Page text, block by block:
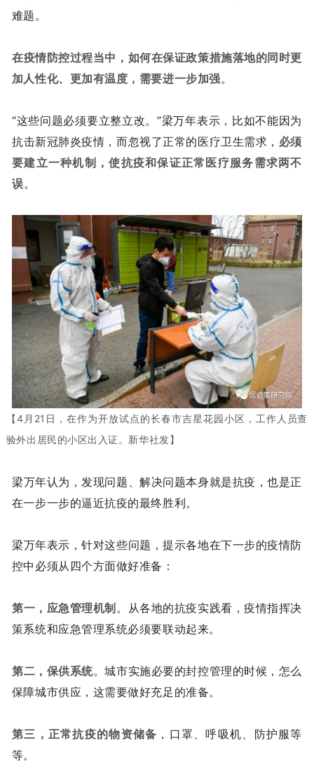
难题。
在疫情防控过程当中，如何在保证政策措施落地的同时更
加人性化、更加有温度，需要进一步加强。
“这些问题必须要立整立改。”梁万年表示，比如不能因为
抗击新冠肺炎疫情，而忽视了正常的医疗卫生需求， 必须
要建立一种机制，使抗疫和保证正常医疗服务需求两不
误。
【4月21日，在作为开放试点的长春市吉星花园小区，工作人员查
验外出居民的小区出入证。新华社发】
梁万年认为，发现问题、解决问题本身就是抗疫，也是正
在一步一步的逼近抗疫的最终胜利。
梁万年表示，针对这些问题，提示各地在下一步的疫情防
控中必须从四个方面做好准备：
第一，应急管理机制 。从各地的抗疫实践看，疫情指挥决
策系统和应急管理系统必须要联动起来。
第二，保供系统。城市实施必要的封控管理的时候，怎么
保障城市供应，这需要做好充足的准备。
第三，正常抗疫的物资储备 ，口罩、呼吸机、防护服等
等。